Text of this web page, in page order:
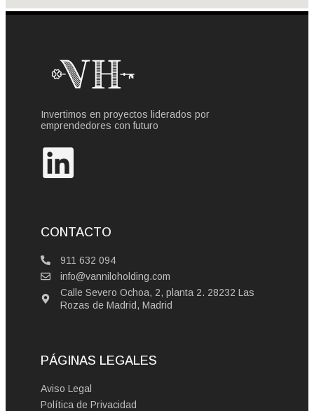
Invertimos en proyectos liderados por
emprendedores con futuro
CONTACTO
911 632 094
info@vanniloholding.com
Calle Severo Ochoa, 2, planta 2. 28232 Las
Rozas de Madrid, Madrid
PÁGINAS LEGALES
Aviso Legal
Política de Privacidad